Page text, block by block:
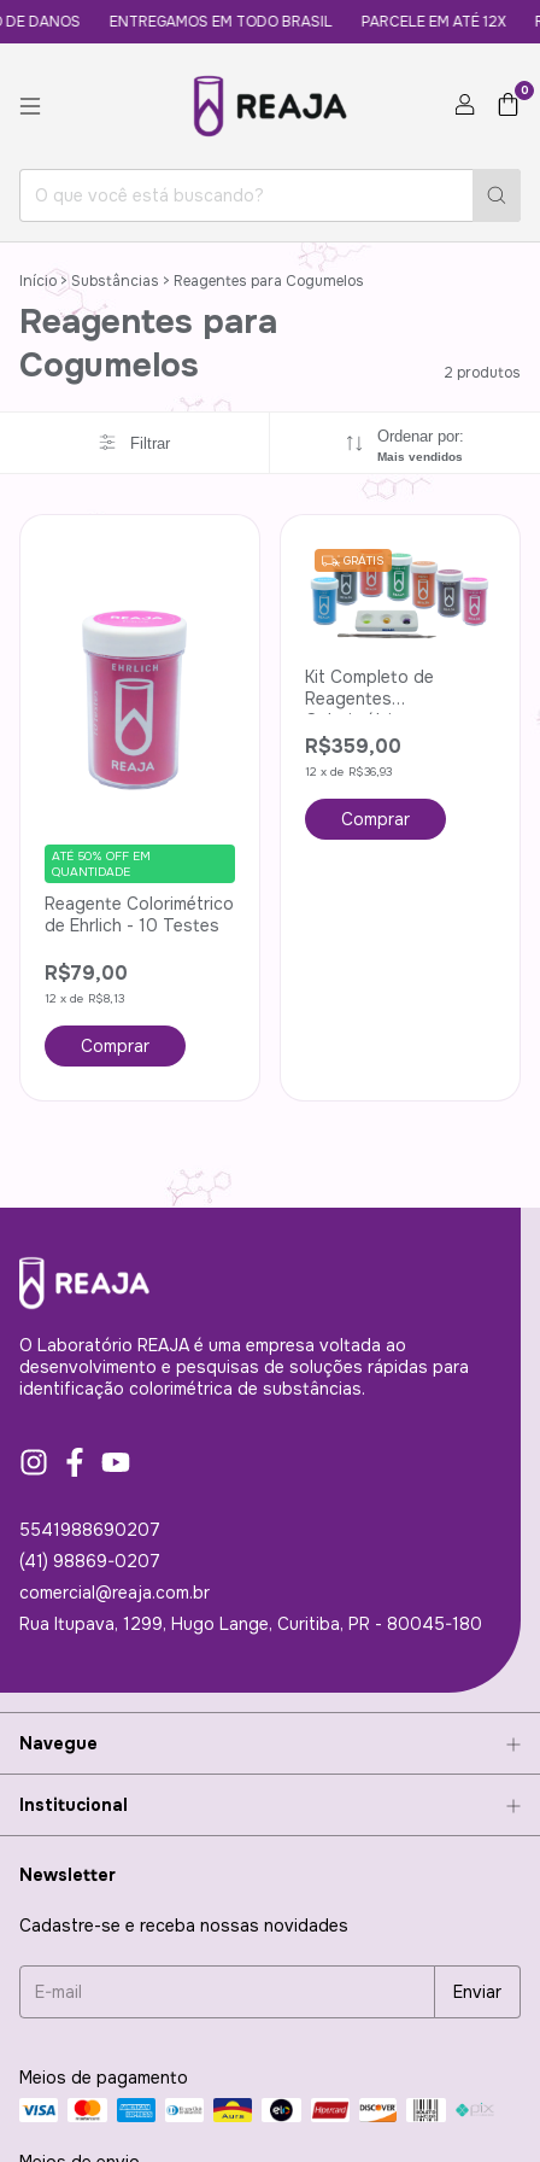
DANOS ENTREGAMOS EM TODO BRASIL PARCELE EM ATÉ 12X
0
Início> Substâncias > Reagentes para Cogumelos
Reagentes para
Cogumelos
2 produtos
Filtrar Ordenar por:
Mais vendidos
Reagente Colorimétrico
de Ehrlich - 10 Testes
R$79,00
12 x de R$8,13
ATÉ 50% OFF EM
QUANTIDADE
GRÁTIS
Kit Completo de
Reagentes
Colorimétricos
R$359,00
12 x de R$36,93
O Laboratório REAJA é uma empresa voltada ao
desenvolvimento e pesquisas de soluções rápidas para
identificação colorimétrica de substâncias.
5541988690207
(41) 98869-0207
comercial@reaja.com.br
Rua Itupava, 1299, Hugo Lange, Curitiba, PR - 80045-180
Navegue
Institucional
Newsletter
Cadastre-se e receba nossas novidades
Meios de pagamento